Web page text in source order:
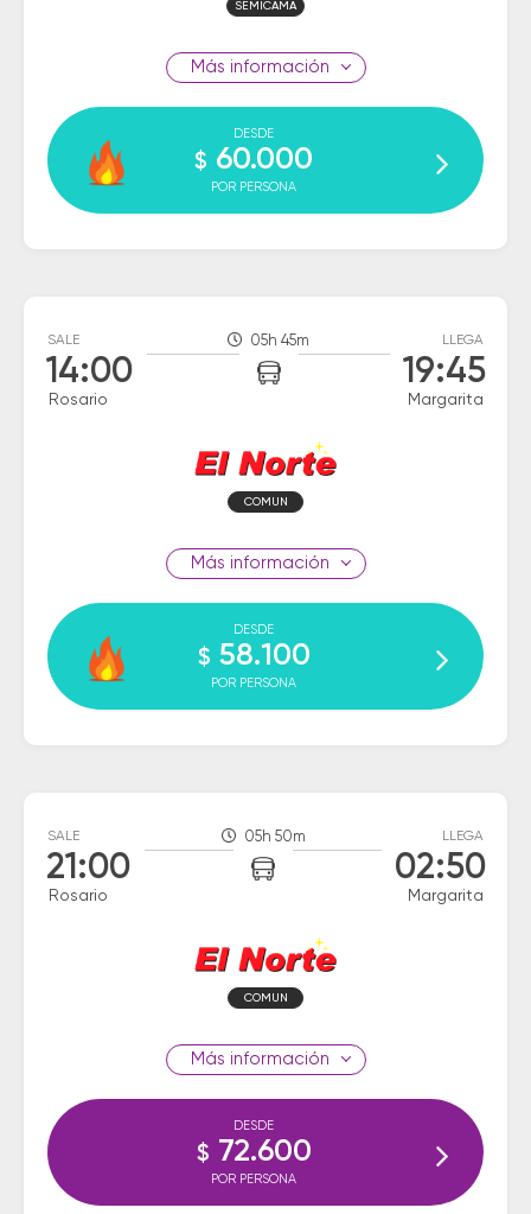
SEMICAMA
información
DESDE
$ 60.000
POR PERSONA
SALE
14:00
Rosario
05h 45m LLEGA
19:45
Margarita
COMUN
información
DESDE
$ 58.100
POR PERSONA
SALE
21:00
Rosario
05h 50m LLEGA
02:50
Margarita
COMUN
información
DESDE
$ 72.600
POR PERSONA